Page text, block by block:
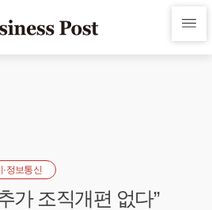
·정보통신
가 조직개편 없다”